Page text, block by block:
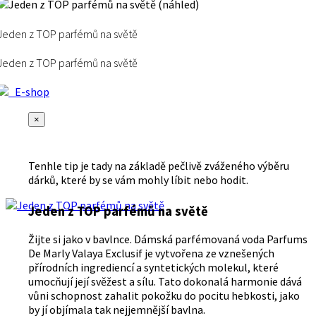
z TOP parfémů na světě
z TOP parfémů na světě
E-shop
×
Tenhle tip je tady na základě pečlivě zváženého výběru
dárků, které by se vám mohly líbit nebo hodit.
Jeden z TOP parfémů na světě
Žijte si jako v bavlnce. Dámská parfémovaná voda Parfums
De Marly Valaya Exclusif je vytvořena ze vznešených
přírodních ingrediencí a syntetických molekul, které
umocňují její svěžest a sílu. Tato dokonalá harmonie dává
vůni schopnost zahalit pokožku do pocitu hebkosti, jako
by jí objímala tak nejjemnější bavlna.